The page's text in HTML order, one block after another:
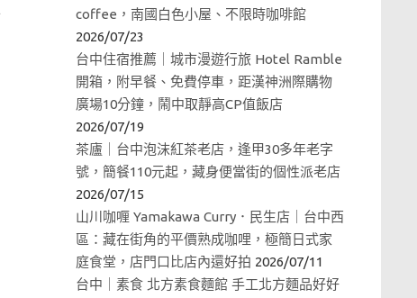
coffee，南國白色小屋、不限時咖啡館
2026/07/23
台中住宿推薦｜城市漫遊行旅 Hotel Ramble
開箱，附早餐、免費停車，距漢神洲際購物
廣場10分鐘，鬧中取靜高CP值飯店
2026/07/19
茶廬｜台中泡沫紅茶老店，逢甲30多年老字
號，簡餐110元起，藏身便當街的個性派老店
2026/07/15
山川咖喱 Yamakawa Curry．民生店｜台中西
區：藏在街角的平價熟成咖哩，極簡日式家
庭食堂，店門口比店內還好拍 2026/07/11
台中｜素食 北方素食麵館 手工北方麵品好好